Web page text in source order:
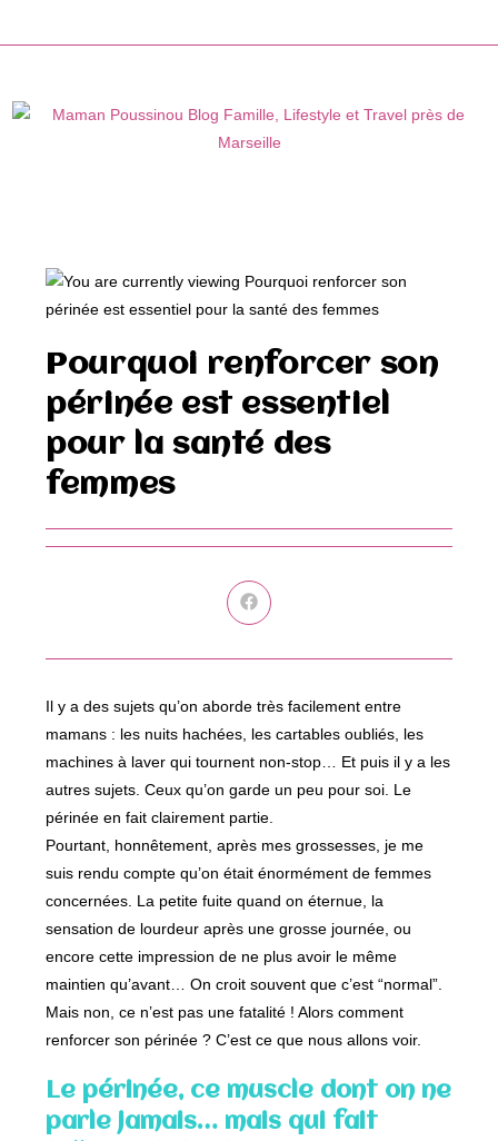
Pourquoi renforcer son
périnée est essentiel
pour la santé des
femmes
Ouvrir
dans
autre
Il y a des sujets qu’on aborde très facilement entre
mamans : les nuits hachées, les cartables oubliés, les
machines à laver qui tournent non-stop… Et puis il y a les
autres sujets. Ceux qu’on garde un peu pour soi. Le
périnée en fait clairement partie.
Pourtant, honnêtement, après mes grossesses, je me
suis rendu compte qu’on était énormément de femmes
concernées. La petite fuite quand on éternue, la
sensation de lourdeur après une grosse journée, ou
encore cette impression de ne plus avoir le même
maintien qu’avant… On croit souvent que c’est “normal”.
Mais non, ce n’est pas une fatalité ! Alors comment
renforcer son périnée ? C’est ce que nous allons voir.
Le périnée, ce muscle dont on ne
parle jamais… mais qui fait